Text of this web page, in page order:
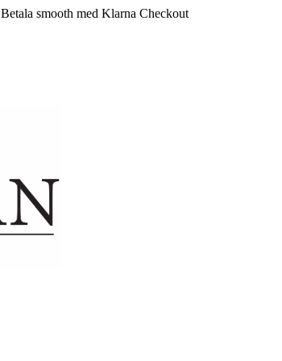
Betala smooth med Klarna Checkout